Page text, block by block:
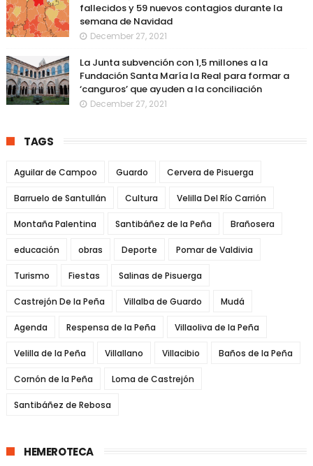
fallecidos y 59 nuevos contagios durante la
semana de Navidad
December 27, 2021
La Junta subvención con 1,5 millones a la
Fundación Santa María la Real para formar a
‘canguros’ que ayuden a la conciliación
December 27, 2021
TAGS
Aguilar de Campoo Guardo Cervera de Pisuerga
Barruelo de Santullán Cultura Velilla Del Río Carrión
Montaña Palentina Santibáñez de la Peña Brañosera
educación obras Deporte Pomar de Valdivia
Turismo Fiestas Salinas de Pisuerga
Castrejón De la Peña Villalba de Guardo Mudá
Agenda Respensa de la Peña Villaoliva de la Peña
Velilla de la Peña Villallano Villacibio Baños de la Peña
Cornón de la Peña Loma de Castrejón
Santibáñez de Rebosa
HEMEROTECA